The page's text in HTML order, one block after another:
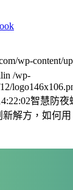
wp-content/
/wp-
智慧防夜
新解方，如何